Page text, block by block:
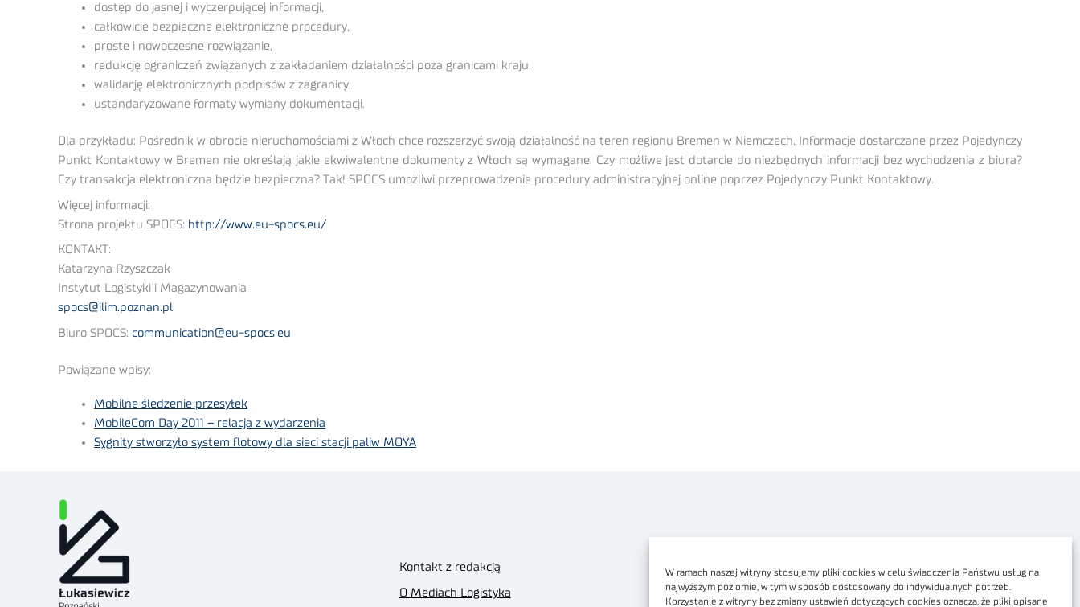
W ramach naszej witryny stosujemy pliki cookies w celu świadczenia Państwu usług na
najwyższym poziomie, w tym w sposób dostosowany do indywidualnych potrzeb.
Korzystanie z witryny bez zmiany ustawień dotyczących cookies oznacza, że pliki opisane
dostęp do jasnej i wyczerpującej informacji,
całkowicie bezpieczne elektroniczne procedury,
proste i nowoczesne rozwiązanie,
redukcję ograniczeń związanych z zakładaniem działalności poza granicami kraju,
walidację elektronicznych podpisów z zagranicy,
ustandaryzowane formaty wymiany dokumentacji.
Dla przykładu: Pośrednik w obrocie nieruchomościami z Włoch chce rozszerzyć swoją działalność na teren regionu Bremen w Niemczech. Informacje dostarczane przez Pojedynczy
Punkt Kontaktowy w Bremen nie określają jakie ekwiwalentne dokumenty z Włoch są wymagane. Czy możliwe jest dotarcie do niezbędnych informacji bez wychodzenia z biura?
Czy transakcja elektroniczna będzie bezpieczna? Tak! SPOCS umożliwi przeprowadzenie procedury administracyjnej online poprzez Pojedynczy Punkt Kontaktowy.
Więcej informacji:
Strona projektu SPOCS: http://www.eu-spocs.eu/
KONTAKT:
Katarzyna Rzyszczak
Instytut Logistyki i Magazynowania
spocs@ilim.poznan.pl
Biuro SPOCS: communication@eu-spocs.eu
Powiązane wpisy:
Mobilne śledzenie przesyłek
MobileCom Day 2011 – relacja z wydarzenia
Sygnity stworzyło system flotowy dla sieci stacji paliw MOYA
Kontakt z redakcją
O Mediach Logistyka
Dostępność cyfrowa
Regulamin Portalu